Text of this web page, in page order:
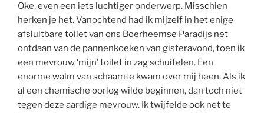
Oke, even een iets luchtiger onderwerp. Misschien
herken je het. Vanochtend had ik mijzelf in het enige
afsluitbare toilet van ons Boerheemse Paradijs net
ontdaan van de pannenkoeken van gisteravond, toen ik
een mevrouw ‘mijn’ toilet in zag schuifelen. Een
enorme walm van schaamte kwam over mij heen. Als ik
al een chemische oorlog wilde beginnen, dan toch niet
tegen deze aardige mevrouw. Ik twijfelde ook net te